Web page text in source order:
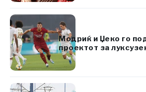
Модриќ и Џеко го
проектот за
ресорт вреден 920
евра